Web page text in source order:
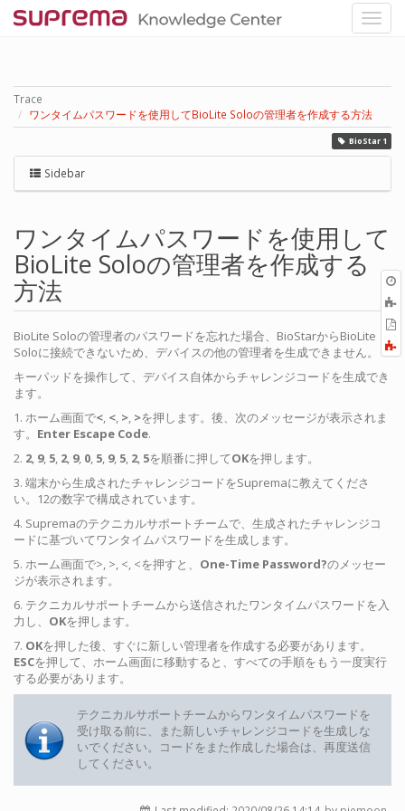
Trace
ワンタイムパスワードを使用してBioLite Soloの管理者を作成する方法
BioStar 1
Sidebar
ワンタイムパスワードを使用して
BioLite Soloの管理者を作成する
方法
BioLite Soloの管理者のパスワードを忘れた場合、BioStarからBioLite
Soloに接続できないため、デバイスの他の管理者を生成できません。
キーパッドを操作して、デバイス自体からチャレンジコードを生成でき
ます。
1. ホーム画面で<, <, >, >を押します。後、次のメッセージが表示されま
す。 Enter Escape Code.
2. 2, 9, 5, 2, 9, 0, 5, 9, 5, 2, 5を順番に押してOKを押します。
3. 端末から生成されたチャレンジコードをSupremaに教えてくださ
い。12の数字で構成されています。
4. Supremaのテクニカルサポートチームで、生成されたチャレンジコ
ードに基づいてワンタイムパスワードを生成します。
5. ホーム画面で>, >, <, <を押すと、 One-Time Password?のメッセー
ジが表示されます。
6. テクニカルサポートチームから送信されたワンタイムパスワードを入
力し、 OKを押します。
7. OKを押した後、すぐに新しい管理者を作成する必要があります。
ESCを押して、ホーム画面に移動すると、すべての手順をもう一度実行
する必要があります。
テクニカルサポートチームからワンタイムパスワードを
受け取る前に、また新しいチャレンジコードを生成しな
いでください。コードをまた作成した場合は、再度送信
してください。